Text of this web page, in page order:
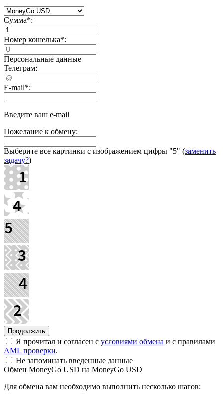
Сумма*:
Номер кошелька*:
Персональные данные
Телеграм:
E-mail*:
Введите ваш e-mail
Пожелание к обмену:
Выберите все картинки с изображением цифры "5" (заменить
задачу?)
Я прочитал и согласен с условиями обмена и с правилами
AML проверки.
Не запоминать введенные данные
Обмен MoneyGo USD на MoneyGo USD
Для обмена вам необходимо выполнить несколько шагов: